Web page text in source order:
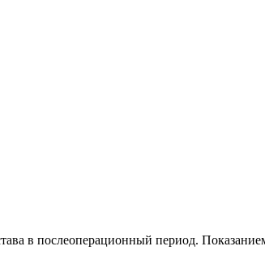
в послеоперационный период.